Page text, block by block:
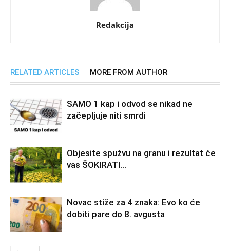
Redakcija
RELATED ARTICLES MORE FROM AUTHOR
SAMO 1 kap i odvod se nikad ne
začepljuje niti smrdi
Objesite spužvu na granu i rezultat će
vas ŠOKIRATI…
Novac stiže za 4 znaka: Evo ko će
dobiti pare do 8. avgusta